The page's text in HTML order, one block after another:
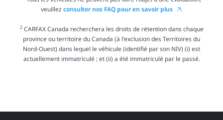
veuillezconsulter nos FAQ pour en savoir plus .
2CARFAX Canada recherchera les droits de rétention dans chaque
province ou territoire du Canada (à l'exclusion des Territoires du
Nord-Ouest) dans lequel le véhicule (identifié par son NIV) (i) est
actuellement immatriculé ; et (ii) a été immatriculé par le passé.